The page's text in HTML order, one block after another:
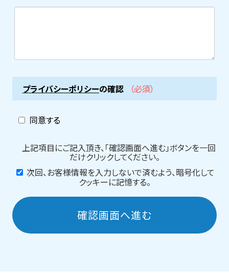
プライバシーポリシーの確認 （必須）
同意する
上記項目にご記入頂き、「確認画面へ進む」ボタンを一回
だけクリックしてください。
次回、お客様情報を入力しないで済むよう、暗号化して
クッキーに記憶する。
確認画面へ進む